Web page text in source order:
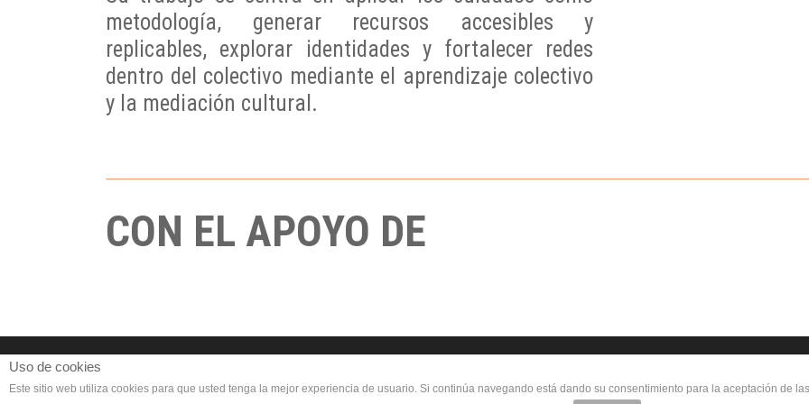
metodología, generar recursos accesibles y
replicables, explorar identidades y fortalecer redes
dentro del colectivo mediante el aprendizaje colectivo
y la mediación cultural.
CON EL APOYO DE
Uso de cookies
Este sitio web utiliza cookies para que usted tenga la mejor experiencia de usuario. Si continúa navegando está dando su consentimiento para la aceptación de